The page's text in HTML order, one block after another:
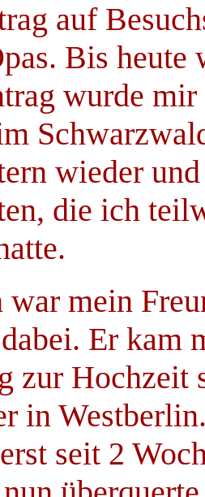
auf
Bis
wurde
wieder
die ich
mein
Er kam
zur Hochzeit
in
seit 2